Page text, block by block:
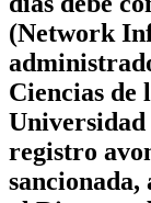
(Network
Ciencias de
Universidad
registro